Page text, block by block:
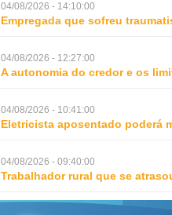
04/08/2026 - 14:10:00
Empregada que sofreu
04/08/2026 - 12:27:00
A autonomia do credor e os
04/08/2026 - 10:41:00
Eletricista aposentado poderá
04/08/2026 - 09:40:00
Trabalhador rural que se